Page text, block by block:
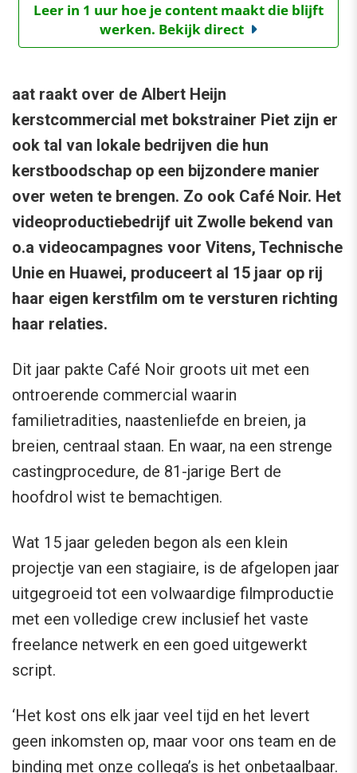
Leer in 1 uur hoe je content maakt die blijft
werken. Bekijk direct
aat raakt over de Albert Heijn
kerstcommercial met bokstrainer Piet zijn er
ook tal van lokale bedrijven die hun
kerstboodschap op een bijzondere manier
over weten te brengen. Zo ook Café Noir. Het
videoproductiebedrijf uit Zwolle bekend van
o.a videocampagnes voor Vitens, Technische
Unie en Huawei, produceert al 15 jaar op rij
haar eigen kerstfilm om te versturen richting
haar relaties.
Dit jaar pakte Café Noir groots uit met een
ontroerende commercial waarin
familietradities, naastenliefde en breien, ja
breien, centraal staan. En waar, na een strenge
castingprocedure, de 81-jarige Bert de
hoofdrol wist te bemachtigen.
Wat 15 jaar geleden begon als een klein
projectje van een stagiaire, is de afgelopen jaar
uitgegroeid tot een volwaardige filmproductie
met een volledige crew inclusief het vaste
freelance netwerk en een goed uitgewerkt
script.
‘Het kost ons elk jaar veel tijd en het levert
geen inkomsten op, maar voor ons team en de
binding met onze collega’s is het onbetaalbaar.